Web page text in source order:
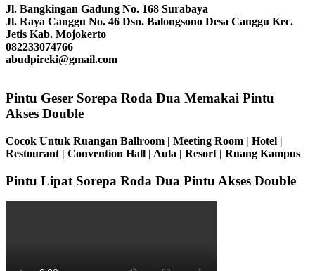
Jl. Bangkingan Gadung No. 168 Surabaya
Jl. Raya Canggu No. 46 Dsn. Balongsono Desa Canggu Kec.
Jetis Kab. Mojokerto
082233074766
abudpireki@gmail.com
Pintu Geser Sorepa Roda Dua Memakai Pintu
Akses Double
Cocok Untuk Ruangan Ballroom | Meeting Room | Hotel |
Restourant | Convention Hall | Aula | Resort | Ruang Kampus
Pintu Lipat Sorepa Roda Dua Pintu Akses Double